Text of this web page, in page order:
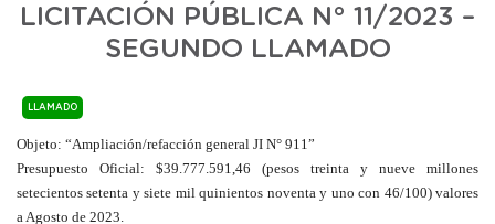
LICITACIÓN PÚBLICA N° 11/2023 –
SEGUNDO LLAMADO
LLAMADO
Objeto: “Ampliación/refacción general JI N° 911”
Presupuesto Oficial: $39.777.591,46 (pesos treinta y nueve millones
setecientos setenta y siete mil quinientos noventa y uno con 46/100) valores
a Agosto de 2023.